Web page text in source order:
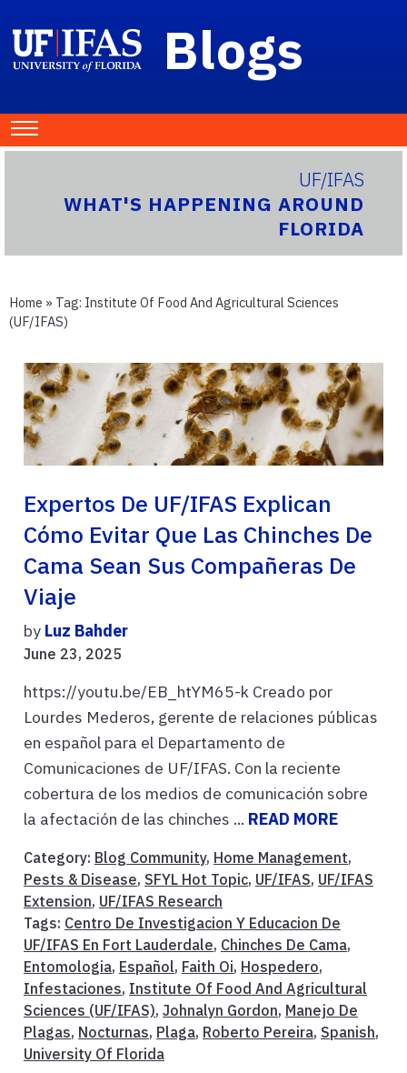
Blogs
UF/IFAS
WHAT'S HAPPENING AROUND
FLORIDA
Home » Tag: Institute Of Food And Agricultural Sciences
(UF/IFAS)
Expertos De UF/IFAS Explican
Cómo Evitar Que Las Chinches De
Cama Sean Sus Compañeras De
Viaje
by Luz Bahder
June 23, 2025
https://youtu.be/EB_htYM65-k Creado por
Lourdes Mederos, gerente de relaciones públicas
en español para el Departamento de
Comunicaciones de UF/IFAS. Con la reciente
cobertura de los medios de comunicación sobre
la afectación de las chinches ... READ MORE
Category: Blog Community, Home Management,
Pests & Disease, SFYL Hot Topic, UF/IFAS, UF/IFAS
Extension, UF/IFAS Research
Tags: Centro De Investigacion Y Educacion De
UF/IFAS En Fort Lauderdale, Chinches De Cama,
Entomologia, Español, Faith Oi, Hospedero,
Infestaciones, Institute Of Food And Agricultural
Sciences (UF/IFAS), Johnalyn Gordon, Manejo De
Plagas, Nocturnas, Plaga, Roberto Pereira, Spanish,
University Of Florida